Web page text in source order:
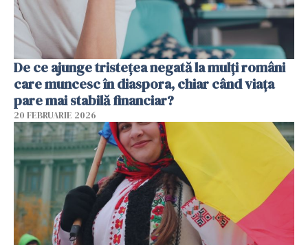
De ce ajunge tristețea negată la mulți români
care muncesc în diaspora, chiar când viața
pare mai stabilă financiar?
20 FEBRUARIE 2026